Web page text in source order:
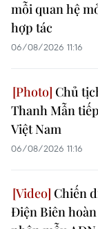
mỗi quan hệ
hợp tác
06/08/2026 11:16
Chủ
Thanh Mẫn
Việt Nam
06/08/2026 11:16
Chiến
Điện Biên